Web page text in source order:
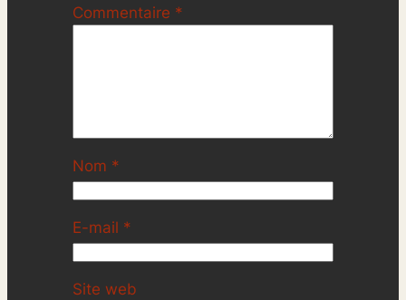
Commentaire *
Nom *
E-mail *
Site web